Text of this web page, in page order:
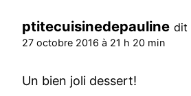
ptitecuisinedepauline dit
27 octobre 2016 à 21 h 20 min
Un bien joli dessert!